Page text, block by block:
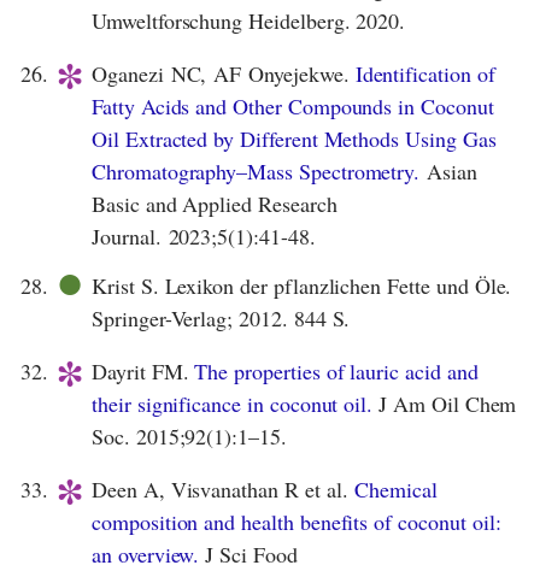
Umweltforschung Heidelberg. 2020.
26. * Oganezi NC, AF Onyejekwe. Identification of
Fatty Acids and Other Compounds in Coconut
Oil Extracted by Different Methods Using Gas
Chromatography–Mass Spectrometry. Asian
Basic and Applied Research
Journal. 2023;5(1):41-48.
28. ● Krist S. Lexikon der pflanzlichen Fette und Öle.
Springer-Verlag; 2012. 844 S.
32. * Dayrit FM.The properties of lauric acid and
their significance in coconut oil. J Am Oil Chem
Soc. 2015;92(1):1–15.
33. * Deen A, Visvanathan R et al.Chemical
composition and health benefits of coconut oil:
an overview. J Sci Food